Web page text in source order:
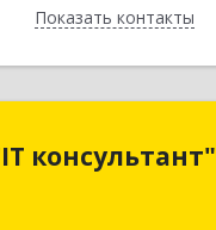
Показать контакты
Назад
консультант"
край,